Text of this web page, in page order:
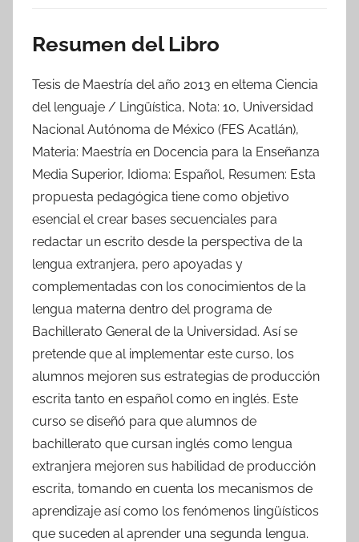
Resumen del Libro
Tesis de Maestría del año 2013 en eltema Ciencia
del lenguaje / Lingüística, Nota: 10, Universidad
Nacional Autónoma de México (FES Acatlán),
Materia: Maestría en Docencia para la Enseñanza
Media Superior, Idioma: Español, Resumen: Esta
propuesta pedagógica tiene como objetivo
esencial el crear bases secuenciales para
redactar un escrito desde la perspectiva de la
lengua extranjera, pero apoyadas y
complementadas con los conocimientos de la
lengua materna dentro del programa de
Bachillerato General de la Universidad. Así se
pretende que al implementar este curso, los
alumnos mejoren sus estrategias de producción
escrita tanto en español como en inglés. Este
curso se diseñó para que alumnos de
bachillerato que cursan inglés como lengua
extranjera mejoren sus habilidad de producción
escrita, tomando en cuenta los mecanismos de
aprendizaje así como los fenómenos lingüísticos
que suceden al aprender una segunda lengua.